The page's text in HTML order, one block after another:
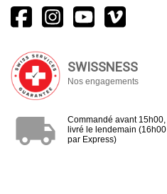
SWISSNESS
Nos engagements
local_shipping
Commandé avant 15h00,
livré le lendemain (16h00
par Express)